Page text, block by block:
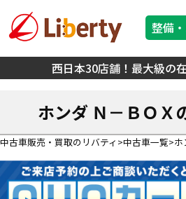
西日本30店舗！最大級の
整備
ホンダ Ｎ－ＢＯＸ
中古車販売・買取のリバティ 中古車一覧 ホ